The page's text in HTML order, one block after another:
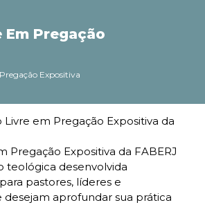
Em Pregação
Pregação Expositiva
Livre em Pregação Expositiva da
Pregação Expositiva da FABERJ
teológica desenvolvida
pastores, líderes e
aprofundar sua prática